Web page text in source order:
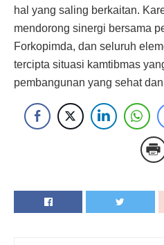
hal yang saling berkaitan.
mendorong sinergi bersama
Forkopimda, dan seluruh
tercipta situasi kamtibmas
pembangunan yang sehat